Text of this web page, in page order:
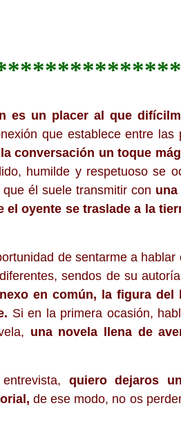
es un placer al que
que establece entre las
conversación un toque
humilde y respetuoso se
él suele transmitir con una
oyente se traslade a la
de sentarme a hablar
sendos de su
en común, la figura del
Si en la primera ocasión,
una novela llena de
quiero dejaros
de ese modo, no os